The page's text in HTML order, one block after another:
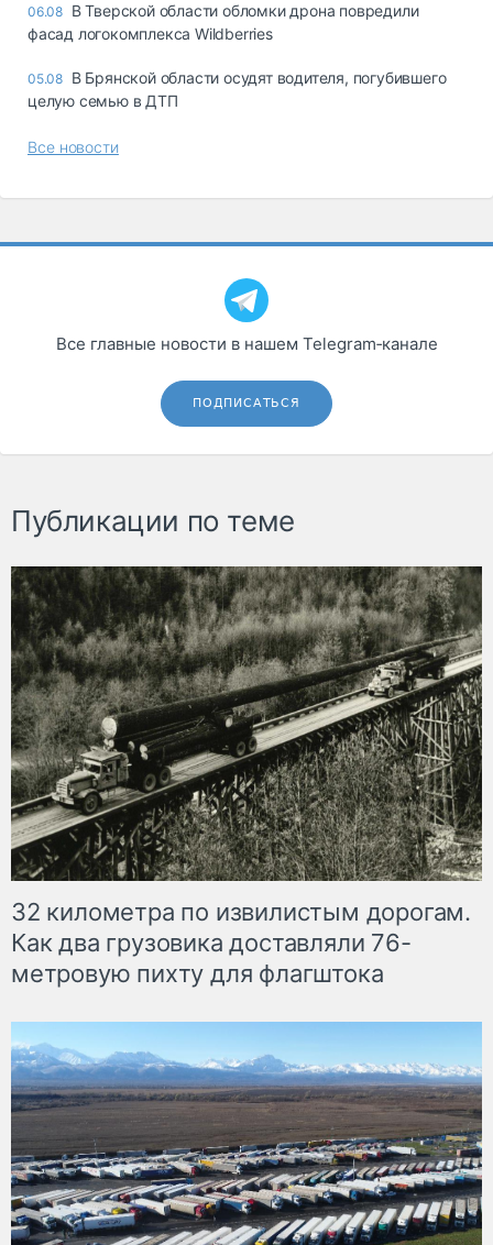
06.08 В Тверской области обломки дрона повредили
фасад логокомплекса Wildberries
05.08 В Брянской области осудят водителя, погубившего
целую семью в ДТП
Все новости
Все главные новости в нашем Telegram‑канале
ПОДПИСАТЬСЯ
Публикации по теме
32 километра по извилистым дорогам.
Как два грузовика доставляли 76-
метровую пихту для флагштока